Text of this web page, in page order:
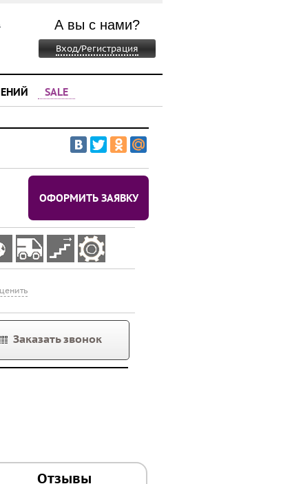
А вы с нами?
Вход/Регистрация
SALE
ОФОРМИТЬ ЗАЯВКУ
Заказать звонок
Отзывы